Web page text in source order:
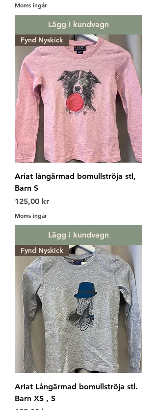
Moms ingår
Lägg i kundvagn
Fynd Nyskick
Ariat långärmad bomullströja stl,
Barn S
Pris
125,00 kr
Moms ingår
Lägg i kundvagn
Fynd Nyskick
Ariat Långärmad bomullströja stl.
Barn XS , S